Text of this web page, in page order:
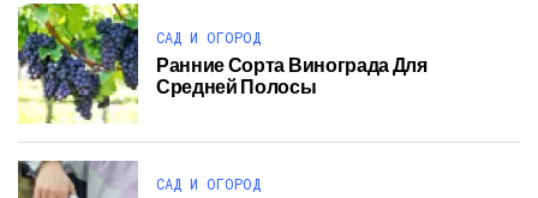
САД И ОГОРОД
Ранние Сорта Винограда Для
Средней Полосы
САД И ОГОРОД